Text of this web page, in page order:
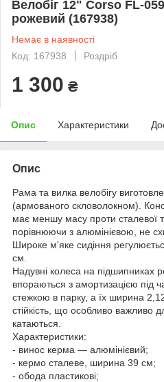
Велобіг 12" Corso FL-
рожевий (167938)
Немає в наявності
Код: 167938
Роздріб
1 300 ₴
Опис Характеристики
Опис
Рама та вилка велобігу
(армованого скловолокном).
має меншу масу проти сталевої
порівнюючи з алюмінієвою, не
Широке м'яке сидіння
см.
Надувні колеса на підшипниках
впораються з амортизацією під
стежкою в парку, а їх ширина
стійкість, що особливо важливо
катаються.
Характеристики:
- винос керма — алюмінієвий;
- кермо сталеве, ширина 39 см;
- обода пластикові;